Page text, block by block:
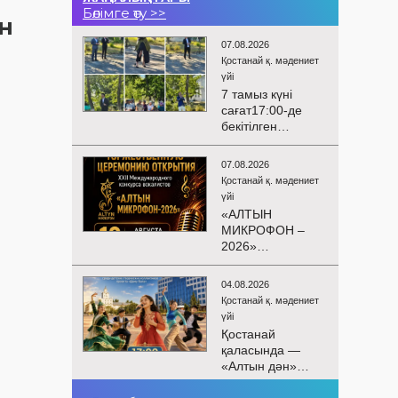
Бөлімге өту >>
07.08.2026
Қостанай қ. мәдениет
үйі
7 тамыз күні
сағат17:00-де
бекітілген
жоспарға және
KPI
көрсеткіштерін
орындау аясында
«Таза Қазақстан»
экологиялық
акциясына
арналған көшпелі
концерт
Меңдіқара
ауданының
Красная Пресня
ауылында
өткізілді
07.08.2026
Қостанай қ. мәдениет
үйі
«АЛТЫН
МИКРОФОН –
2026»
БАЙҚАУЫНЫҢ
САЛТАНАТТЫ
АШЫЛУЫ
Сіздерді
вокалистердің
«Алтын
микрофон –
2026» XXII
04.08.2026
Қостанай қ. мәдениет
үйі
Қостанай
қаласында —
«Алтын дән»
балалар